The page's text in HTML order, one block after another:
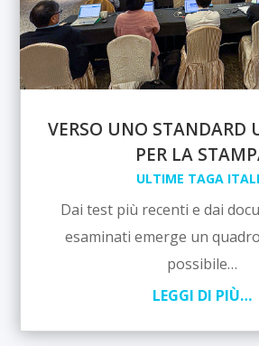
VERSO UNO STANDARD
PER LA
ULTIME TAGA
Dai test più recenti e dai
esaminati emerge un
possibile…
LEGGI DI PIÙ…